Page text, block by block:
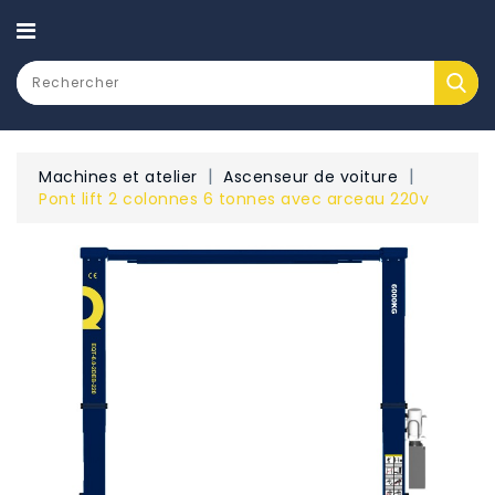
CATEGORY
Machines et atelier
Ascenseur de voiture
Pont lift 2 colonnes 6 tonnes avec arceau 220v